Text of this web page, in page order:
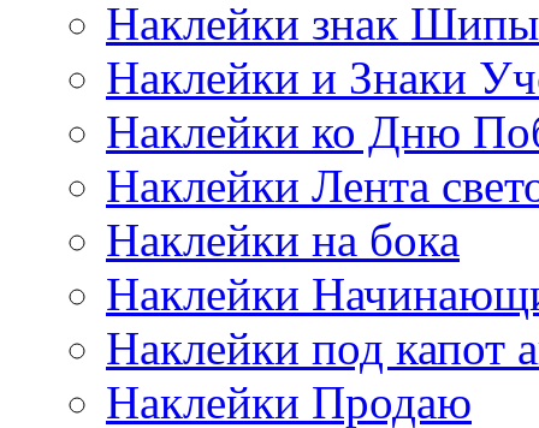
Наклейки знак Шипы
Наклейки и Знаки
Наклейки ко Дню
Наклейки Лента
Наклейки на бока
Наклейки
Наклейки под капот
Наклейки Продаю